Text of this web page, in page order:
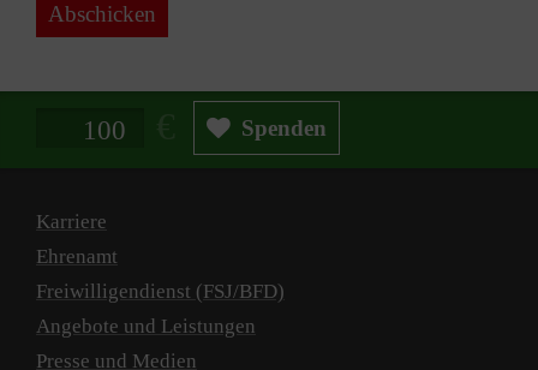
Abschicken
Spendenbetrag in Euro Spenden
Karriere
Ehrenamt
Freiwilligendienst (FSJ/BFD)
Angebote und Leistungen
Presse und Medien